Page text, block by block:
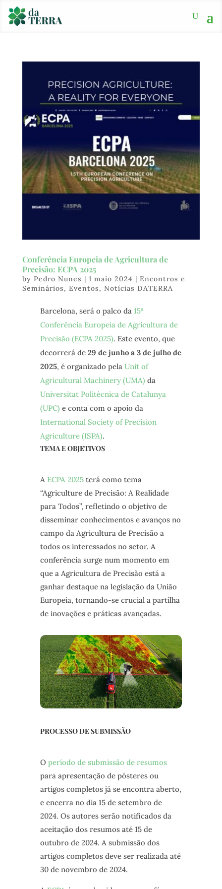
Conferência Europeia de Agricultura de
Precisão: ECPA 2025
by Pedro Nunes | 1 maio 2024 | Encontros e
Seminários, Eventos, Notícias DATERRA
Barcelona, será o palco da 15ª
Conferência Europeia de Agricultura de
Precisão (ECPA 2025). Este evento, que
decorrerá de 29 de junho a 3 de julho de
2025, é organizado pela Unit of
Agricultural Machinery (UMA) da
Universitat Politècnica de Catalunya
(UPC) e conta com o apoio da
International Society of Precision
Agriculture (ISPA).
TEMA E OBJETIVOS
A ECPA 2025terá como tema
“Agriculture de Precisão: A Realidade
para Todos”, refletindo o objetivo de
disseminar conhecimentos e avanços no
campo da Agricultura de Precisão a
todos os interessados no setor. A
conferência surge num momento em
que a Agricultura de Precisão está a
ganhar destaque na legislação da União
Europeia, tornando-se crucial a partilha
de inovações e práticas avançadas.
PROCESSO DE SUBMISSÃO
O período de submissão de resumos
para apresentação de pósteres ou
artigos completos já se encontra aberto,
e encerra no dia 15 de setembro de
2024. Os autores serão notificados da
aceitação dos resumos até 15 de
outubro de 2024. A submissão dos
artigos completos deve ser realizada até
30 de novembro de 2024.